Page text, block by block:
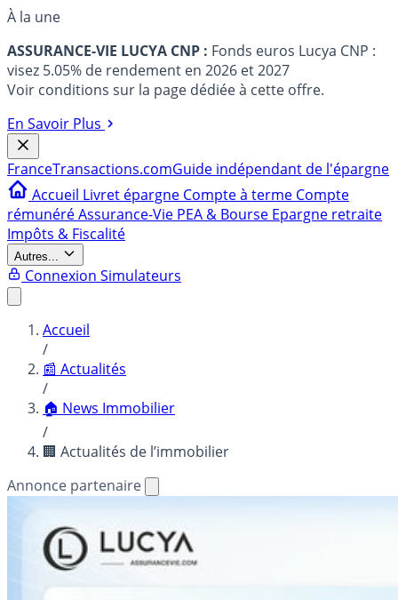
À la une
ASSURANCE-VIE LUCYA CNP : Fonds euros Lucya CNP :
visez 5.05% de rendement en 2026 et 2027
Voir conditions sur la page dédiée à cette offre.
En Savoir Plus
FranceTransactions.comGuide indépendant de l'épargne
Accueil Livret épargne Compte à terme Compte
rémunéréAssurance-Vie PEA & Bourse Epargne retraite
Impôts & Fiscalité
Autres...
Connexion Simulateurs
Accueil
/
📰 Actualités
/
🏠 News Immobilier
/
🏢 Actualités de l’immobilier
Annonce partenaire